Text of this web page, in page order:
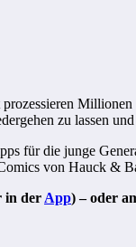
zu lassen
für die junge
von Hauck &
in der App) – oder